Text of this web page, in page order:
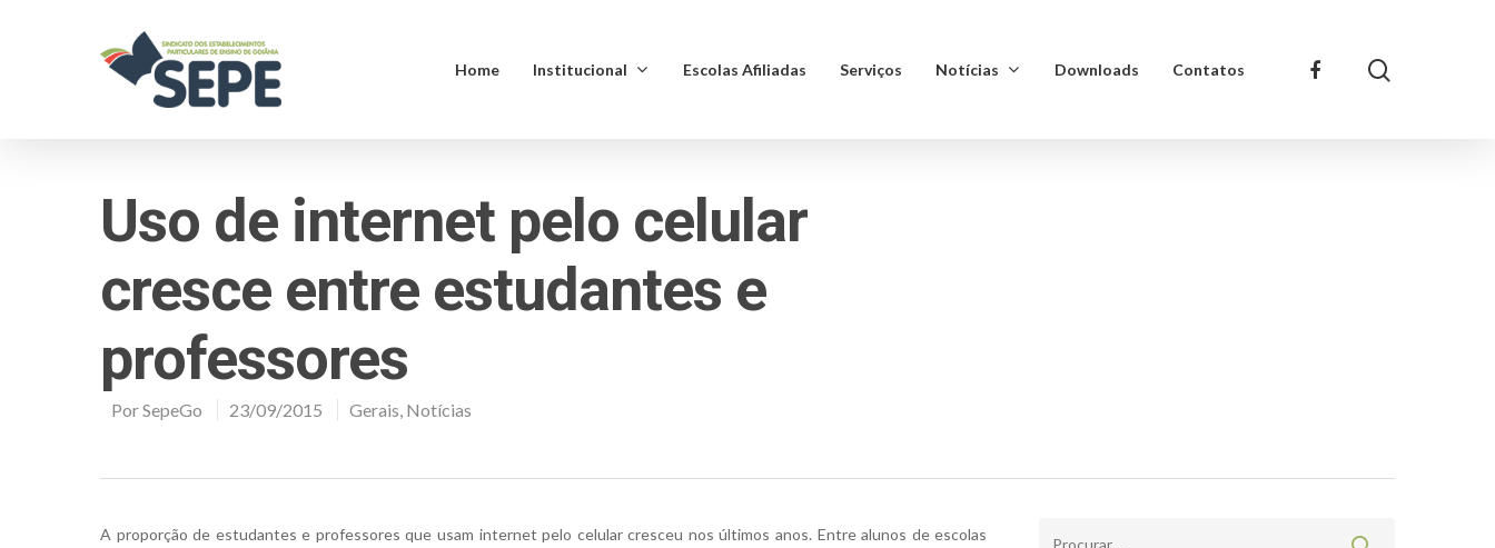
Home Institucional Escolas Afiliadas Serviços Notícias Downloads Contatos
Uso de internet pelo celular
cresce entre estudantes e
professores
PorSepeGo 23/09/2015 Gerais, Notícias
A proporção de estudantes e professores que usam internet pelo celular cresceu nos últimos anos. Entre alunos de escolas